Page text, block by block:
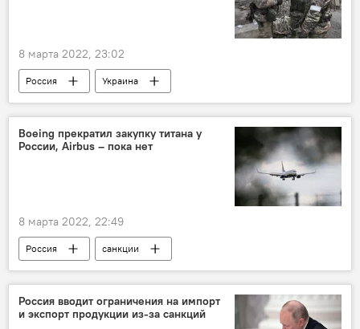
8 марта 2022, 23:02
Россия
Украина
Защита Донбасса. Спецоперация РФ на Украине
Boeing прекратил закупку титана у
России, Airbus – пока нет
8 марта 2022, 22:49
Россия санкции
Россия вводит ограничения на импорт
и экспорт продукции из-за санкций